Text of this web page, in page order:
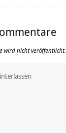
wird nicht veröffentlicht.